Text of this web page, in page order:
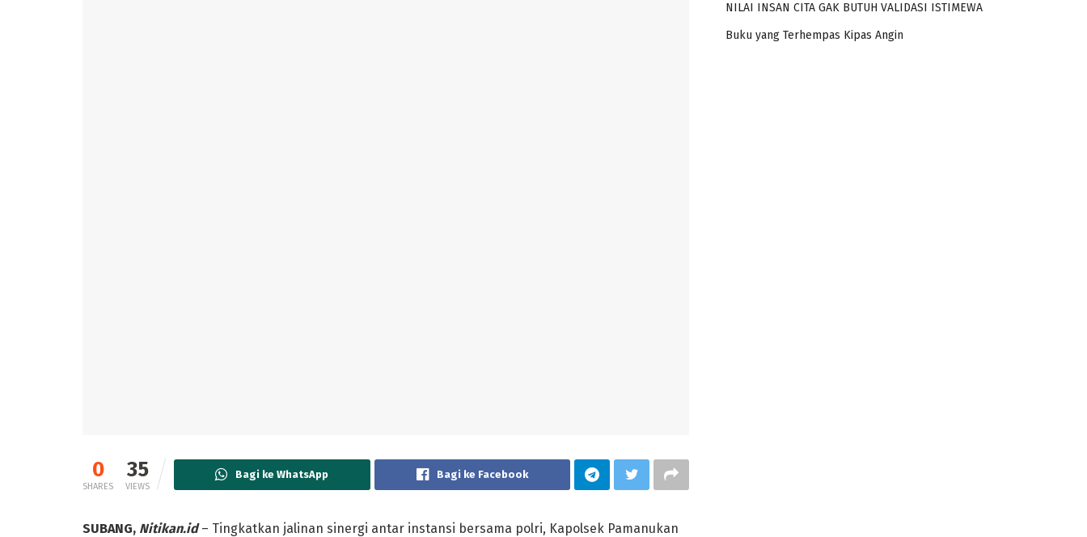
0
SHARES
35
VIEWS
Bagi ke WhatsApp Bagi ke Facebook
SUBANG, Nitikan.id– Tingkatkan jalinan sinergi antar instansi bersama polri, Kapolsek Pamanukan
NILAI INSAN CITA GAK BUTUH VALIDASI ISTIMEWA
Buku yang Terhempas Kipas Angin